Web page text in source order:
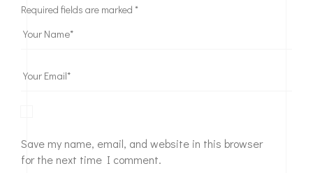
Required fields are marked *
Save my name, email, and website in this browser
for the next time I comment.